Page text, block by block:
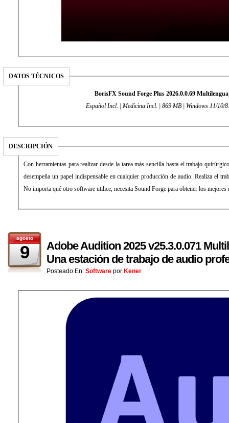
DATOS TÉCNICOS
BorisFX Sound Forge Plus 2026.0.0.69
Español Incl. | Medicina Incl. | 869 MB | Windows 11/10/
DESCRIPCIÓN
Con herramientas para realizar desde la tarea más sencilla hasta el trabajo
desempeña un papel indispensable en cualquier producción de audio. Realiza el
No importa qué otro software utilice, necesita Sound Forge para obtener los mejores
agosto
9
Adobe Audition 2025 v25.3.0.071
Una estación de trabajo de audio
Posteado En: Software por Kener